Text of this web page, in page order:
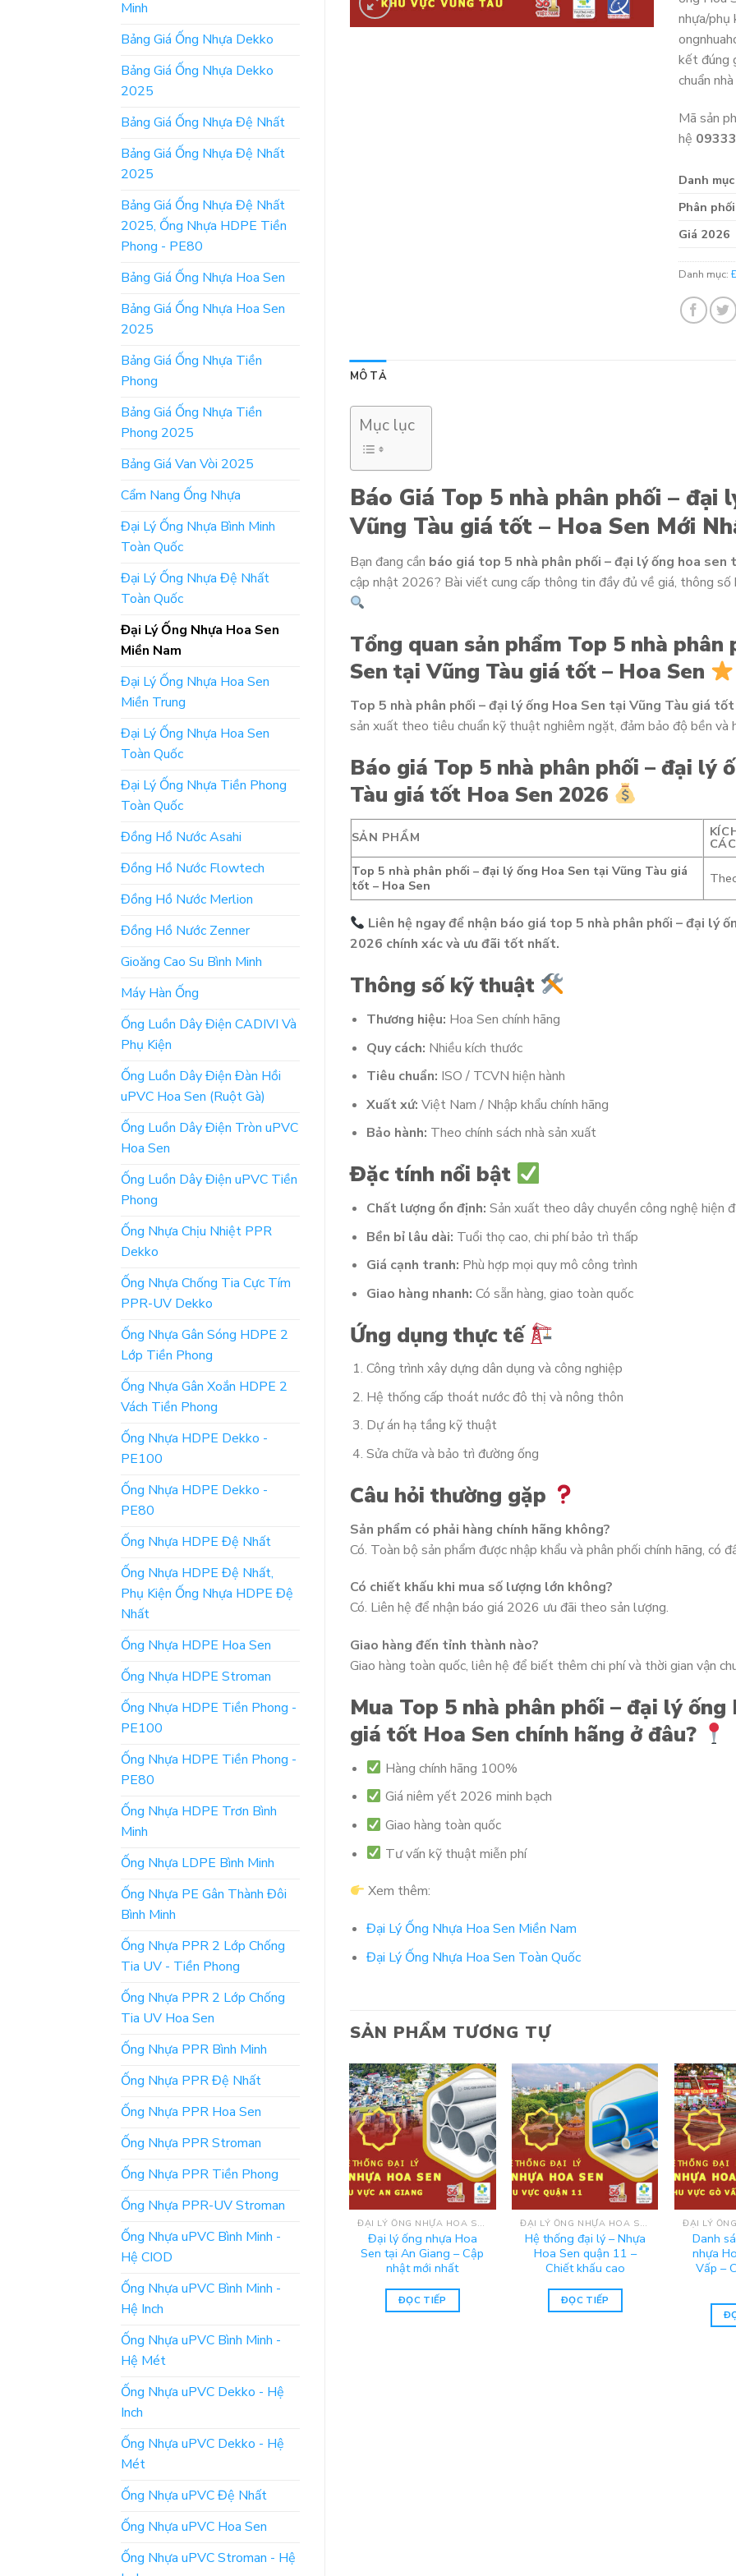
Minh
Bảng Giá Ống Nhựa Dekko
Bảng Giá Ống Nhựa Dekko
2025
Bảng Giá Ống Nhựa Đệ Nhất
Bảng Giá Ống Nhựa Đệ Nhất
2025
Bảng Giá Ống Nhựa Đệ Nhất
2025, Ống Nhựa HDPE Tiền
Phong - PE80
Bảng Giá Ống Nhựa Hoa Sen
Bảng Giá Ống Nhựa Hoa Sen
2025
Bảng Giá Ống Nhựa Tiền
Phong
Bảng Giá Ống Nhựa Tiền
Phong 2025
Bảng Giá Van Vòi 2025
Cẩm Nang Ống Nhựa
Đại Lý Ống Nhựa Bình Minh
Toàn Quốc
Đại Lý Ống Nhựa Đệ Nhất
Toàn Quốc
Đại Lý Ống Nhựa Hoa Sen
Miền Nam
Đại Lý Ống Nhựa Hoa Sen
Miền Trung
Đại Lý Ống Nhựa Hoa Sen
Toàn Quốc
Đại Lý Ống Nhựa Tiền Phong
Toàn Quốc
Đồng Hồ Nước Asahi
Đồng Hồ Nước Flowtech
Đồng Hồ Nước Merlion
Đồng Hồ Nước Zenner
Gioăng Cao Su Bình Minh
Máy Hàn Ống
Ống Luồn Dây Điện CADIVI Và
Phụ Kiện
Ống Luồn Dây Điện Đàn Hồi
uPVC Hoa Sen (Ruột Gà)
Ống Luồn Dây Điện Tròn uPVC
Hoa Sen
Ống Luồn Dây Điện uPVC Tiền
Phong
Ống Nhựa Chịu Nhiệt PPR
Dekko
Ống Nhựa Chống Tia Cực Tím
PPR-UV Dekko
Ống Nhựa Gân Sóng HDPE 2
Lớp Tiền Phong
Ống Nhựa Gân Xoắn HDPE 2
Vách Tiền Phong
Ống Nhựa HDPE Dekko -
PE100
Ống Nhựa HDPE Dekko -
PE80
Ống Nhựa HDPE Đệ Nhất
Ống Nhựa HDPE Đệ Nhất,
Phụ Kiện Ống Nhựa HDPE Đệ
Nhất
Ống Nhựa HDPE Hoa Sen
Ống Nhựa HDPE Stroman
Ống Nhựa HDPE Tiền Phong -
PE100
Ống Nhựa HDPE Tiền Phong -
PE80
Ống Nhựa HDPE Trơn Bình
Minh
Ống Nhựa LDPE Bình Minh
Ống Nhựa PE Gân Thành Đôi
Bình Minh
Ống Nhựa PPR 2 Lớp Chống
Tia UV - Tiền Phong
Ống Nhựa PPR 2 Lớp Chống
Tia UV Hoa Sen
Ống Nhựa PPR Bình Minh
Ống Nhựa PPR Đệ Nhất
Ống Nhựa PPR Hoa Sen
Ống Nhựa PPR Stroman
Ống Nhựa PPR Tiền Phong
Ống Nhựa PPR-UV Stroman
Ống Nhựa uPVC Bình Minh -
Hệ CIOD
Ống Nhựa uPVC Bình Minh -
Hệ Inch
Ống Nhựa uPVC Bình Minh -
Hệ Mét
Ống Nhựa uPVC Dekko - Hệ
Inch
Ống Nhựa uPVC Dekko - Hệ
Mét
Ống Nhựa uPVC Đệ Nhất
Ống Nhựa uPVC Hoa Sen
Ống Nhựa uPVC Stroman - Hệ
nhựa/phụ
kết đúng
chuẩn
Mã sản
hệ
Danh mục
Phân phối
Giá 2026
Danh mục:
MÔ TẢ
Mục lục
Báo Giá Top 5 nhà phân phối – đại
Vũng Tàu giá tốt – Hoa Sen Mới
Bạn đang cần báo giá top 5 nhà phân phối – đại lý ống hoa
cập nhật 2026? Bài viết cung cấp thông tin đầy đủ về giá, thông
Tổng quan sản phẩm Top 5 nhà
Sen tại Vũng Tàu giá tốt – Hoa Sen
Top 5 nhà phân phối – đại lý ống Hoa Sen tại Vũng Tàu giá
sản xuất theo tiêu chuẩn kỹ thuật nghiêm ngặt, đảm bảo độ bền
Báo giá Top 5 nhà phân phối – đại lý
Tàu giá tốt Hoa Sen 2026
SẢN PHẨM
Top 5 nhà phân phối – đại lý ống Hoa Sen tại Vũng Tàu giá
tốt – Hoa Sen
Liên hệ ngay để nhận báo giá top 5 nhà phân phối – đại lý
2026 chính xác và ưu đãi tốt nhất.
Thông số kỹ thuật
Thương hiệu: Hoa Sen chính hãng
Quy cách: Nhiều kích thước
Tiêu chuẩn: ISO / TCVN hiện hành
Xuất xứ: Việt Nam / Nhập khẩu chính hãng
Bảo hành: Theo chính sách nhà sản xuất
Đặc tính nổi bật
Chất lượng ổn định: Sản xuất theo dây chuyền công nghệ hiện
Bền bỉ lâu dài: Tuổi thọ cao, chi phí bảo trì thấp
Giá cạnh tranh: Phù hợp mọi quy mô công trình
Giao hàng nhanh: Có sẵn hàng, giao toàn quốc
Ứng dụng thực tế
Công trình xây dựng dân dụng và công nghiệp
Hệ thống cấp thoát nước đô thị và nông thôn
Dự án hạ tầng kỹ thuật
Sửa chữa và bảo trì đường ống
Câu hỏi thường gặp
Sản phẩm có phải hàng chính hãng không?
Có. Toàn bộ sản phẩm được nhập khẩu và phân phối chính hãng, có
Có chiết khấu khi mua số lượng lớn không?
Có. Liên hệ để nhận báo giá 2026 ưu đãi theo sản lượng.
Giao hàng đến tỉnh thành nào?
Giao hàng toàn quốc, liên hệ để biết thêm chi phí và thời gian vận
Mua Top 5 nhà phân phối – đại lý
giá tốt Hoa Sen chính hãng ở đâu?
Hàng chính hãng 100%
Giá niêm yết 2026 minh bạch
Giao hàng toàn quốc
Tư vấn kỹ thuật miễn phí
Xem thêm:
Đại Lý Ống Nhựa Hoa Sen Miền Nam
Đại Lý Ống Nhựa Hoa Sen Toàn Quốc
SẢN PHẨM TƯƠNG TỰ
ĐẠI LÝ ỐNG NHỰA HOA SEN MIỀN NAM
Đại lý ống nhựa Hoa
Sen tại An Giang – Cập
nhật mới nhất
ĐỌC TIẾP
ĐẠI LÝ ỐNG NHỰA HOA SEN MIỀN NAM
Hệ thống đại lý – Nhựa
Hoa Sen quận 11 –
Chiết khấu cao
ĐỌC TIẾP
Danh
nhựa
Vấp –
Đại lý ống Hoa Sen tại
Lâm Đồng giá tốt – giao
Nhà phân phối ống nước